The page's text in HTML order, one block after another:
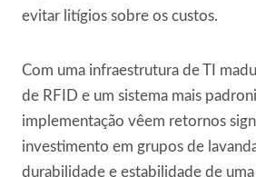
evitar litígios sobre os custos.
Com uma infraestrutura de TI
de RFID e um sistema mais
implementação vêem retornos
investimento em grupos de
durabilidade e estabilidade de